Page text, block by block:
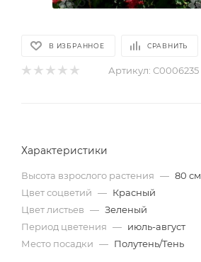
В ИЗБРАННОЕ СРАВНИТЬ
Артикул: С0006235
Характеристики
Высота взрослого растения — 80 см
Цвет соцветий — Красный
Цвет листьев — Зеленый
Период цветения — июль-август
Место посадки — Полутень/Тень